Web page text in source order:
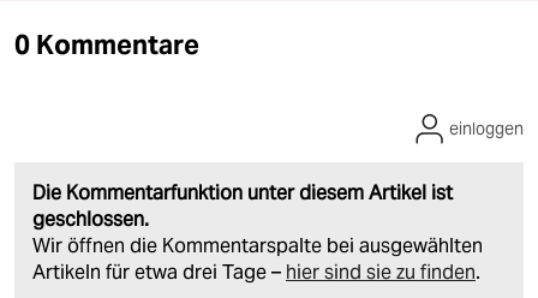
0 Kommentare
Die Kommentarfunktion unter diesem Artikel ist
geschlossen.
Wir öffnen die Kommentarspalte bei ausgewählten
Artikeln für etwa drei Tage – hier sind sie zu finden.
einloggen